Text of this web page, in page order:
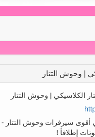
| وحوش التتار
الكلاسيكي | وحوش التتار
إطلاقاً !